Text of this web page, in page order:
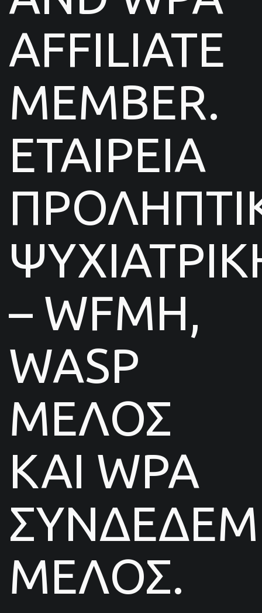
AFFILIATE
MEMBER.
ΕΤΑΙΡΕΙΑ
– WFMH,
WASP
ΜΕΛΟΣ
ΚΑΙ WPA
ΜΕΛΟΣ.